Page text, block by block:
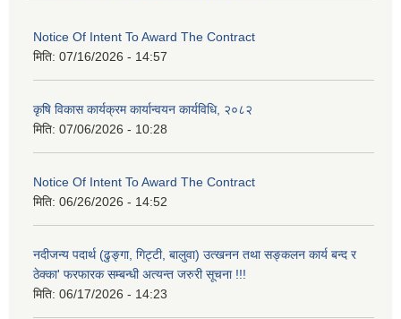
Notice Of Intent To Award The Contract
मिति: 07/16/2026 - 14:57
कृषि विकास कार्यक्रम कार्यान्वयन कार्यविधि, २०८२
मिति: 07/06/2026 - 10:28
Notice Of Intent To Award The Contract
मिति: 06/26/2026 - 14:52
नदीजन्य पदार्थ (ढुङ्गा, गिट्टी, बालुवा) उत्खनन तथा सङ्कलन कार्य बन्द र
ठेक्का' फरफारक सम्बन्धी अत्यन्त जरुरी सूचना !!!
मिति: 06/17/2026 - 14:23